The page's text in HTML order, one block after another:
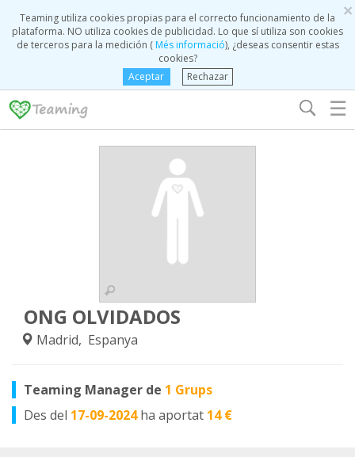
×
Teaming utiliza cookies propias para el correcto funcionamiento de la
plataforma. NO utiliza cookies de publicidad. Lo que sí utiliza son cookies
de terceros para la medición (Més informació), ¿deseas consentir estas
cookies?
Aceptar
Rechazar
☰
ONG OLVIDADOS
Madrid, Espanya
Teaming Manager de 1 Grups
Des del 17-09-2024 ha aportat 14 €